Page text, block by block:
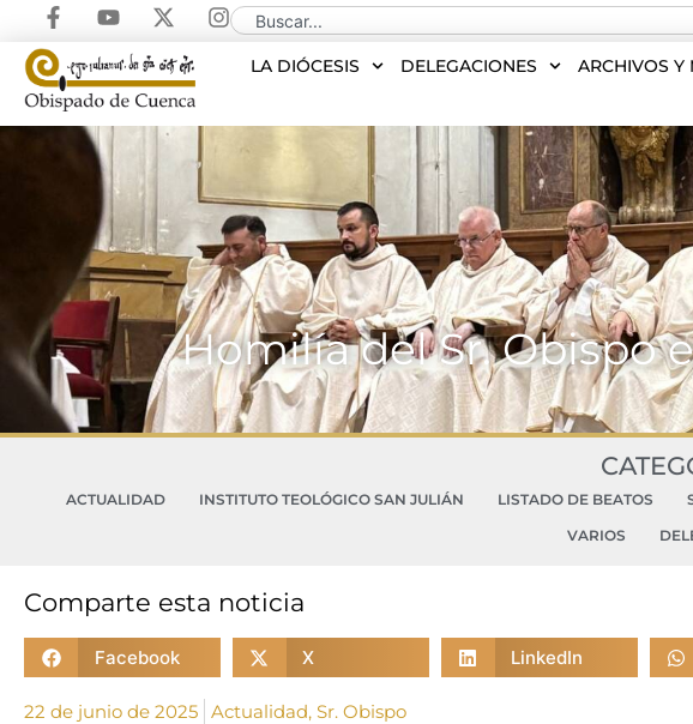
LA DIÓCESIS DELEGACIONES ARCHIVOS Y
Homilía del Sr. Obispo
ACTUALIDAD INSTITUTO TEOLÓGICO SAN JULIÁN LISTADO DE BEATOS
VARIOS
Comparte esta noticia
Facebook X LinkedIn
22 de junio de 2025 Actualidad, Sr. Obispo